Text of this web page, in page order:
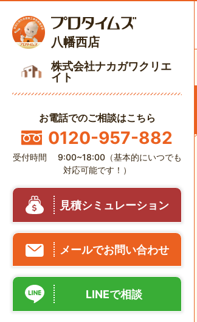
八幡西店
株式会社ナカガワクリエ
イト
お電話でのご相談はこちら
0120-957-882
受付時間 9:00~18:00（基本的にいつでも
対応可能です！）
見積シミュレーション
メールでお問い合わせ
LINEで相談